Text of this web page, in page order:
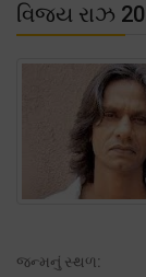
વિજય રાઝ
જન્મનું સ્થળ: